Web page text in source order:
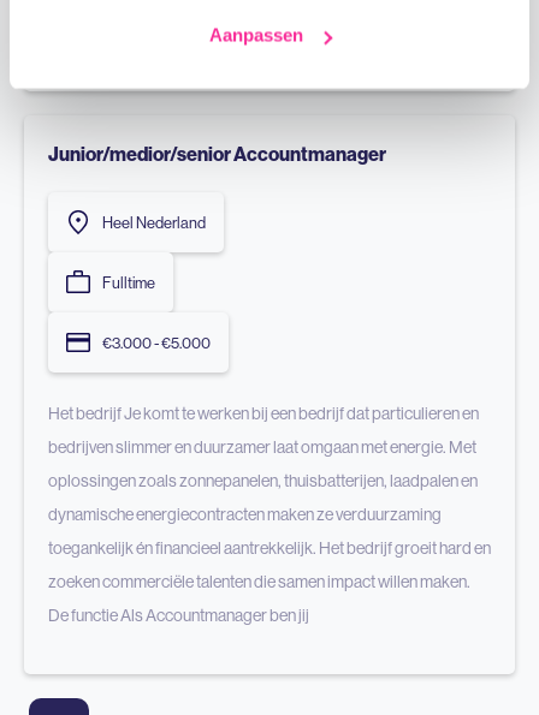
Aanpassen
functie Als HR Officer ben jij een
Junior/medior/senior Accountmanager
Heel Nederland
Fulltime
€3.000 - €5.000
Het bedrijf Je komt te werken bij een bedrijf dat particulieren en
bedrijven slimmer en duurzamer laat omgaan met energie. Met
oplossingen zoals zonnepanelen, thuisbatterijen, laadpalen en
dynamische energiecontracten maken ze verduurzaming
toegankelijk én financieel aantrekkelijk. Het bedrijf groeit hard en
zoeken commerciële talenten die samen impact willen maken.
De functie Als Accountmanager ben jij